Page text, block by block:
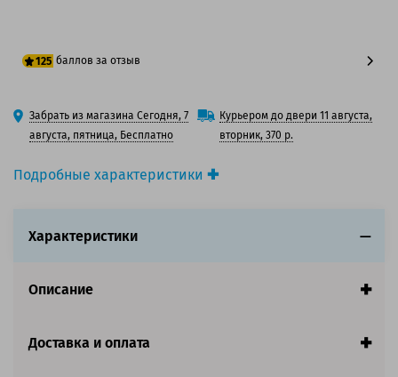
Подробные характеристики
Вид товара:Картридж струйный
Ресурс:200ml
125 баллов за отзыв
100 баллов
125 баллов
Забрать из магазина Сегодня, 7
августа, пятница, Бесплатно
Курьером до двери 11 августа,
вторник, 370 р.
Характеристики
Описание
Доставка и оплата